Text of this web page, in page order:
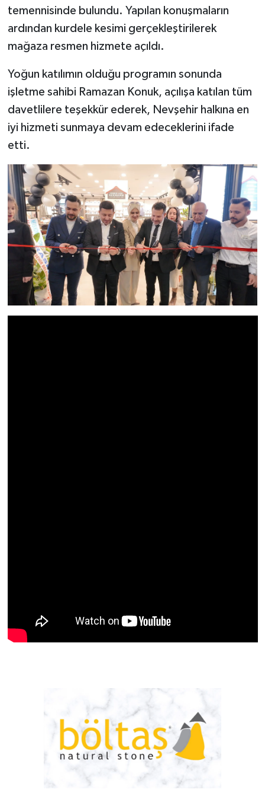
temennisinde bulundu. Yapılan konuşmaların
ardından kurdele kesimi gerçekleştirilerek
mağaza resmen hizmete açıldı.
‎Yoğun katılımın olduğu programın sonunda
işletme sahibi Ramazan Konuk, açılışa katılan tüm
davetlilere teşekkür ederek, Nevşehir halkına en
iyi hizmeti sunmaya devam edeceklerini ifade
etti.